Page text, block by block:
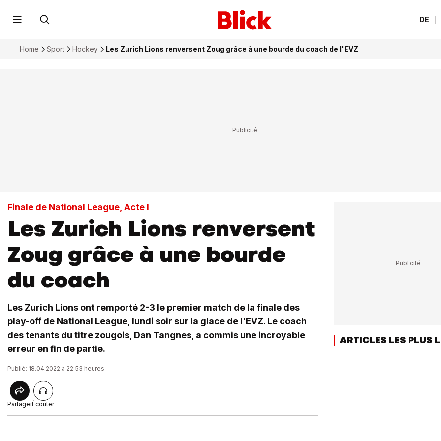
DE
Home Sport Hockey Les Zurich Lions renversent Zoug grâce à une bourde du coach de l'EVZ
Finale de National League, Acte I
Les Zurich Lions renversent
Zoug grâce à une bourde
du coach
Les Zurich Lions ont remporté 2-3 le premier match de la finale des
play-off de National League, lundi soir sur la glace de l'EVZ. Le coach
des tenants du titre zougois, Dan Tangnes, a commis une incroyable
erreur en fin de partie.
Publié: 18.04.2022 à 22:53 heures
PartagerÉcouter
ARTICLES LES PLUS